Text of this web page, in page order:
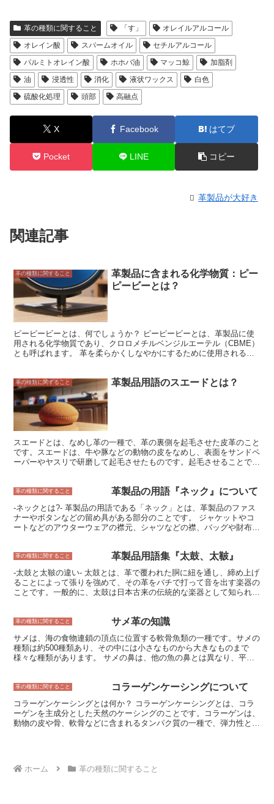
革の種類に関すること 「す」
オレイルアルコール
オレイン酸
スパームオイル
セチルアルコール
パルミトオレイン酸
ホホバ油 マッコ鯨
加脂剤
油
浸透性 消化 液状ワックス
白色
硫酸化処理
頭部 高融点
X Facebook はてブ
Pocket LINE コピー
革製品が大好き
関連記事
革の種類に関すること
革製品に含まれる化学物質：ピー
ピービーとは？
ピーピービーとは、何でしょうか？ ピーピービーとは、革製品に使
用される化学物質であり、クロロメチルベンジルエーテル（CBME）
とも呼ばれます。 革を柔らかくしなやかにするために使用される無
す。 ピーピービーは、革製品の製造に使用される化学物質の中で最
も広く使用されているものの1つですが、その毒性についても懸念さ
れています。 接触すると、呼吸器や皮膚を刺激し、目や喉の痛み、
頭痛、吐き気、めまい、手足のしびれなどの症状を引き起こす可能性
があります。 さらに、ピーピービーは、長期的に使用すると癌を引
き起こす可能性があると言われています。 2018年に国際がん研究機
関（IARC）は、ピーピービーを「おそらくヒトに対して発がん性が
ある」というグループ3の発がん性物質に分類しました。 近年、ピー
ピービーの使用を制限する動きが強まってきています。 欧州連合で
の使用を禁止する法案が議会に提出されています。
革の種類に関すること 革製品用語のスエードとは？
スエードとは、なめし革の一種で、革の裏側を起毛させた皮革のこと
です。スエードは、牛や豚などの動物の皮をなめし、表面をサンドペ
ーパーやヤスリで研磨して起毛させたものです。起毛させることで、
り、快適な着心地や履き心地を実現します。 スエードは、靴やバッ
カジュアルな服装からフォーマルな服装まで幅広くコーディネートで
きるのが特徴です。また、ソファや椅子などの家具に使用されること
もあります。 スエードは、他の革に比べて汚れや水に弱いため、ケ
して汚れを落としましょう。また、スエードは水に濡れるとシミにな
ることがあるので、雨の日には使用を避けたり、防水スプレーを使用
したりするなどの対策が必要です。
革の種類に関すること 革製品の用語『ネック』について
-ネックとは?- 革製品の用語である「ネック」とは、革製品のファス
ナーやボタンなどの留め具がある部分のことです。 ジャケットやコ
ートなどのアウターウェアの襟元、シャツなどの襟、バッグや財布の
勝手を左右する重要な要素です。 ネックには、様々な素材や形状、
なネックを選ぶことが重要です。ネックの素材としては、牛革、豚
革、羊革、山羊革など、様々な革が使用されています。ネックの形状
としては、ラウンドネック、Vネック、スクエアネックなどがありま
で、様々なものがあります。
革の種類に関すること 革製品用語集『太鼓、太鞁』
-太鼓と太鞁の違い- 太鼓とは、革で覆われた胴に紐を通し、締め上げ
ることによって張りを強めて、その革をバチで打って音を出す楽器の
ことです。一般的に、太鼓は日本古来の伝統的な楽器として知られて
こに竹や木製のバチで打って音を出す楽器のことです。太鞁は、太鼓
能楽などの舞台で使用されます。 太鼓と太鞁の大きな違いの一つ
は、音色です。太鼓は、胴の形や革の素材によって、様々な音色を奏
でることができます。例えば、胴が張って革が薄く張られた太鼓は、
豊かな音色を奏でます。一方、太鞁は、胴の形や革の素材によって音
色に大きな違いはなく、一般的に、太鼓よりも低く落ち着いた音色を
奏でます。 また、太鼓と太鞁の違いは、演奏方法にもあります。太
鼓は、バチで直接革を打って演奏されることが多く、太鞁は、竹や木
製のバチで革を間接的に打って演奏されます。これは、太鼓の革は太
鞁の革よりも厚いため、直接打つと革が破れてしまう可能性があるた
祭典や儀式などの場で演奏されることが多いものです。一方、太鞁と
革の種類に関すること サメ革の知識
サメは、海の食物連鎖の頂点に位置する軟骨魚類の一種です。サメの
種類は約500種類あり、その中には小さなものから大きなものまで
様々な種類があります。 サメの鼻は、他の魚の鼻とは異なり、平ら
ることができます。 サメの歯は、常に生え変わっています。 サメの
10倍と言われています。 サメの聴覚は、非常に敏感です。 水中の小
さな音でも聞き取ることができます。 サメの嗅覚も、非常に鋭いで
す。血の匂いを数キロ先から嗅ぎ分けることができます。 サメの触
間とは異なり、塩分濃度が高いです。 これは、サメが海水の環境に
適応するためです。
革の種類に関すること コラーゲンケーシングについて
コラーゲンケーシングとは何か？ コラーゲンケーシングとは、コラ
ーゲンを主成分とした天然のケーシングのことです。コラーゲンは、
動物の皮や骨、軟骨などに含まれるタンパク質の一種で、弾力性と強
ができます。また、コラーゲンは生分解性が高く、環境にやさしい素
ホーム 革の種類に関すること